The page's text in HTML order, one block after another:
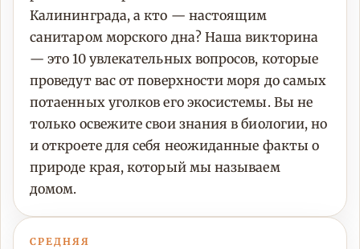
Калининграда, а кто — настоящим
санитаром морского дна? Наша викторина
— это 10 увлекательных вопросов, которые
проведут вас от поверхности моря до самых
потаенных уголков его экосистемы. Вы не
только освежите свои знания в биологии, но
и откроете для себя неожиданные факты о
природе края, который мы называем
домом.
СРЕДНЯЯ